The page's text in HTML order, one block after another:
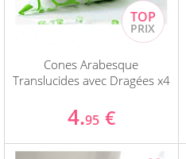
Cones Arabesque
Translucides avec Dragées x4
4.95 €